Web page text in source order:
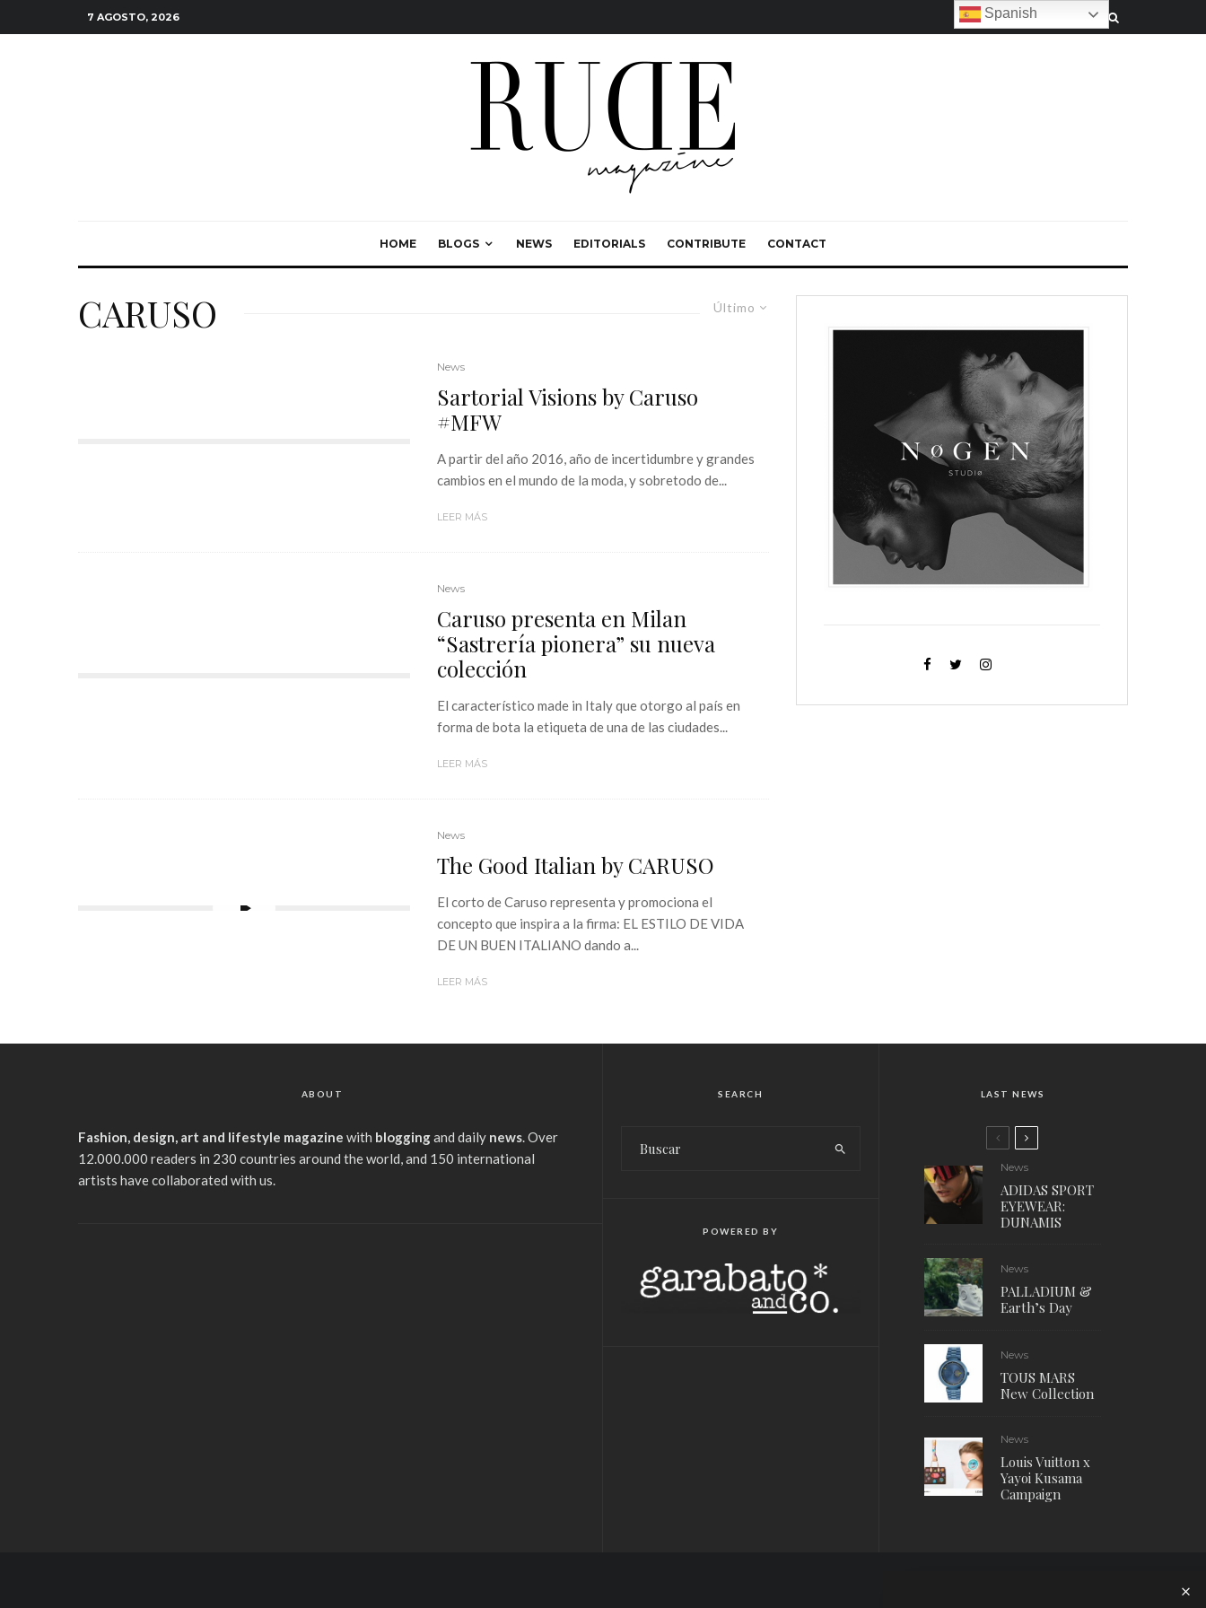
7 AGOSTO, 2026
HOME BLOGS NEWS EDITORIALS CONTRIBUTE CONTACT
Último
CARUSO
News
Sartorial Visions by Caruso
#MFW
A partir del año 2016, año de incertidumbre y grandes
cambios en el mundo de la moda, y sobretodo de...
LEER MÁS
News
Caruso presenta en Milan
“Sastrería pionera” su nueva
colección
El característico made in Italy que otorgo al país en
forma de bota la etiqueta de una de las ciudades...
LEER MÁS
News
The Good Italian by CARUSO
El corto de Caruso representa y promociona el
concepto que inspira a la firma: EL ESTILO DE VIDA
DE UN BUEN ITALIANO dando a...
LEER MÁS
ABOUT
Fashion, design, art and lifestyle magazine with bloggingand daily news. Over
12.000.000 readers in 230 countries around the world, and 150 international
artists have collaborated with us.
SEARCH
POWERED BY
LAST NEWS
News
ADIDAS SPORT
EYEWEAR:
DUNAMIS
News
PALLADIUM &
Earth’s Day
News
TOUS MARS
New Collection
News
Louis Vuitton x
Yayoi Kusama
Campaign
Spanish